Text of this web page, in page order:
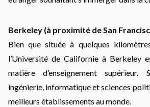
Berkeley (à proximité de San
Bien que située à quelques
l’Université de Californie à Berkeley
matière d’enseignement
ingénierie, informatique et sciences
meilleurs établissements au monde.